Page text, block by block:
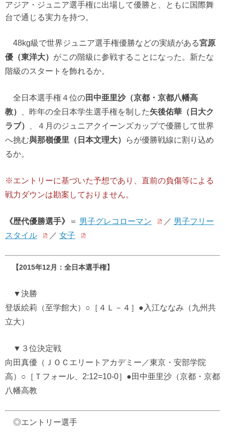
アジア・ジュニア選手権に出場して優勝と、ともに国際舞
台で通じる実力を持つ。
48kg級で世界ジュニア選手権優勝などの実績がある宮原
優（東洋大） がこの階級に参戦することになった。新たな
階級のスタートを飾れるか。
全日本選手権４位の田中亜里沙（京都・京都八幡高
教）
、昨年の全日本学生選手権を制した矢後佑華（日大ク
ラブ）
、４月のジュニアクイーンズカップで優勝して世界
へ挑む與那嶺優里（日本文理大）
らが優勝戦線に割り込め
るか。
※エントリーに基づいた予想であり、直前の負傷等による
戦力ダウンは勘案しておりません。
《歴代優勝選手》 ＝ 男子グレコローマン ／ 男子フリー
スタイル
／ 女子
【2015年12月：全日本選手権】
▼決勝
登坂絵莉（至学館大）○［４Ｌ－４］●入江ななみ（九州共
立大）
▼３位決定戦
向田真優（ＪＯＣエリートアカデミー／東京・安部学院
高）○［Ｔフォール、2:12=10-0］●田中亜里沙（京都・京都
八幡高教
◎エントリー選手